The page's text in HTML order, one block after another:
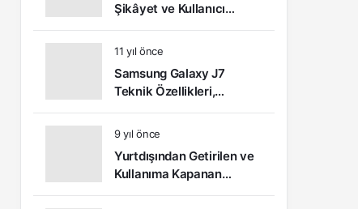
Şikâyet ve Kullanıcı
Yorumları
11 yıl önce
Samsung Galaxy J7
Teknik Özellikleri,
Kullanıcı Yorumları ve
Video İnceleme
9 yıl önce
Yurtdışından Getirilen ve
Kullanıma Kapanan
Telefonlar Nasıl Açılır?